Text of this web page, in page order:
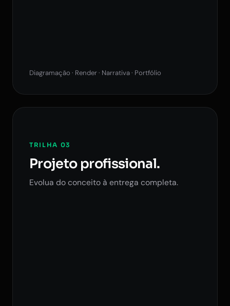
Diagramação · Render · Narrativa · Portfólio
TRILHA 03
Projeto profissional.
Evolua do conceito à entrega completa.